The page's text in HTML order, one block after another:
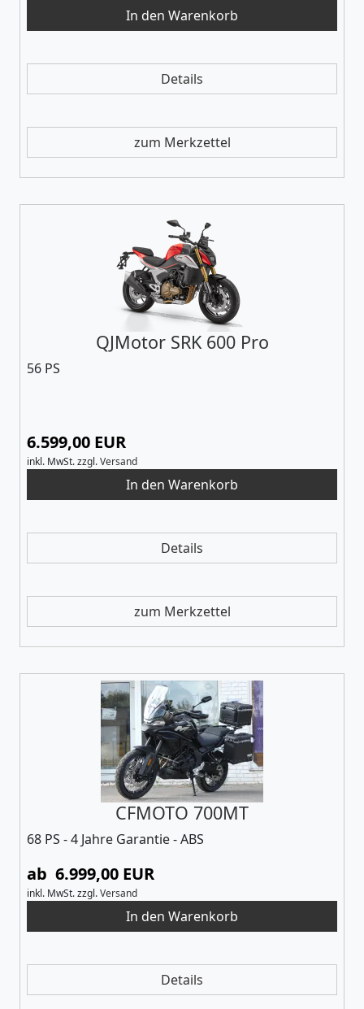
Details
zum Merkzettel
QJMotor SRK 600 Pro
56 PS
6.599,00 EUR
inkl. MwSt.zzgl.Versand
Details
zum Merkzettel
CFMOTO 700MT
68 PS - 4 Jahre Garantie - ABS
ab 6.999,00 EUR
inkl. MwSt.zzgl.Versand
Details